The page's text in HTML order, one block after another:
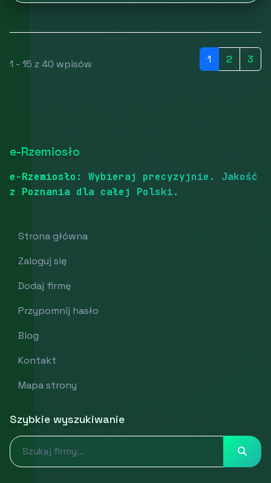
1 - 15 z 40 wpisów 1 2 3
e-Rzemiosło
e-Rzemiosło: Wybieraj precyzyjnie. Jakość
z Poznania dla całej Polski.
Strona główna
Zaloguj się
Dodaj firmę
Przypomnij hasło
Blog
Kontakt
Mapa strony
Szybkie wyszukiwanie